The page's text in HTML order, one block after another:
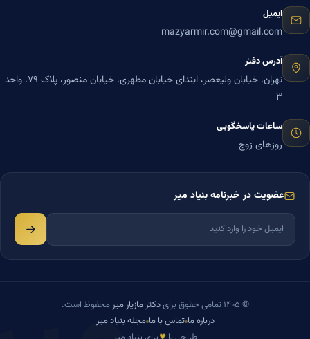
ایمیل
mazyarmir.com@gmail.com
آدرس دفتر
تهران، خیابان ولیعصر، ابتدای خیابان مطهری، خیابان منصور، پلاک ۷۹، واحد
۳
ساعات پاسخگویی
روزهای زوج
عضویت در خبرنامه بنیاد میر
© ۱۴۰۵ تمامی حقوق برای دکتر مازیار میرمحفوظ است.
درباره ما تماس با ما مجله بنیاد میر